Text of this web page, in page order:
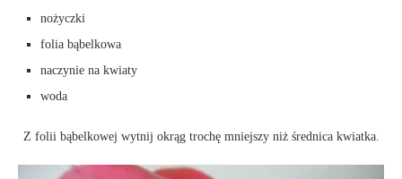
nożyczki
folia bąbelkowa
naczynie na kwiaty
woda
Z folii bąbelkowej wytnij okrąg trochę mniejszy niż średnica kwiatka.